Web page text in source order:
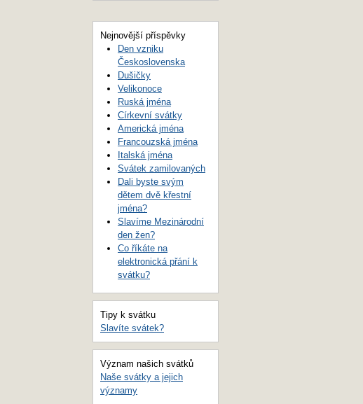
Nejnovější příspěvky
Den vzniku
Československa
Dušičky
Velikonoce
Ruská jména
Církevní svátky
Americká jména
Francouzská jména
Italská jména
Svátek zamilovaných
Dali byste svým
dětem dvě křestní
jména?
Slavíme Mezinárodní
den žen?
Co říkáte na
elektronická přání k
svátku?
Tipy k svátku
Slavíte svátek?
Význam našich svátků
Naše svátky a jejich
významy